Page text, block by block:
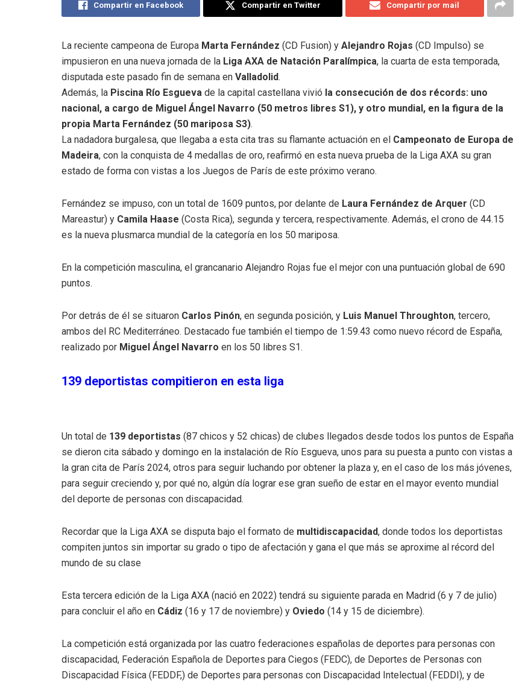
Compartir en Facebook Compartir en Twitter Compartir por mail
La reciente campeona de Europa Marta Fernández (CD Fusion) y Alejandro Rojas (CD Impulso) se
impusieron en una nueva jornada de la Liga AXA de Natación Paralímpica, la cuarta de esta temporada,
disputada este pasado fin de semana en Valladolid.
Además, la Piscina Río Esgueva de la capital castellana vivió la consecución de dos récords: uno
nacional, a cargo de Miguel Ángel Navarro (50 metros libres S1), y otro mundial, en la figura de la
propia Marta Fernández (50 mariposa S3).
La nadadora burgalesa, que llegaba a esta cita tras su flamante actuación en el Campeonato de Europa de
Madeira, con la conquista de 4 medallas de oro, reafirmó en esta nueva prueba de la Liga AXA su gran
estado de forma con vistas a los Juegos de París de este próximo verano.
Fernández se impuso, con un total de 1609 puntos, por delante de Laura Fernández de Arquer (CD
Mareastur) y Camila Haase (Costa Rica), segunda y tercera, respectivamente. Además, el crono de 44.15
es la nueva plusmarca mundial de la categoría en los 50 mariposa.
En la competición masculina, el grancanario Alejandro Rojas fue el mejor con una puntuación global de 690
puntos.
Por detrás de él se situaron Carlos Pinón, en segunda posición, y Luis Manuel Throughton, tercero,
ambos del RC Mediterráneo. Destacado fue también el tiempo de 1:59.43 como nuevo récord de España,
realizado por Miguel Ángel Navarro en los 50 libres S1.
139 deportistas compitieron en esta liga
Un total de 139 deportistas (87 chicos y 52 chicas) de clubes llegados desde todos los puntos de España
se dieron cita sábado y domingo en la instalación de Río Esgueva, unos para su puesta a punto con vistas a
la gran cita de París 2024, otros para seguir luchando por obtener la plaza y, en el caso de los más jóvenes,
para seguir creciendo y, por qué no, algún día lograr ese gran sueño de estar en el mayor evento mundial
del deporte de personas con discapacidad.
Recordar que la Liga AXA se disputa bajo el formato de multidiscapacidad, donde todos los deportistas
compiten juntos sin importar su grado o tipo de afectación y gana el que más se aproxime al récord del
mundo de su clase
Esta tercera edición de la Liga AXA (nació en 2022) tendrá su siguiente parada en Madrid (6 y 7 de julio)
para concluir el año en Cádiz (16 y 17 de noviembre) y Oviedo (14 y 15 de diciembre).
La competición está organizada por las cuatro federaciones españolas de deportes para personas con
discapacidad, Federación Española de Deportes para Ciegos (FEDC), de Deportes de Personas con
Discapacidad Física (FEDDF,) de Deportes para personas con Discapacidad Intelectual (FEDDI), y de